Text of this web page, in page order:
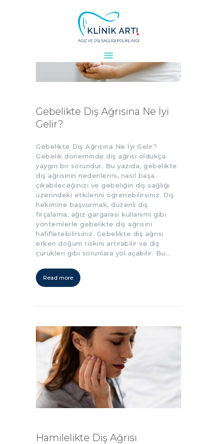
ANASAYFA
KURUMSAL
TEDAVILER
VAKALAR
AYDINLATMA
METNI
BLOG
KLINIĞIMIZ
İLETIŞIM
Gebelikte Diş Ağrısına Ne İyi
Gelir?
Gebelikte Diş Ağrısına Ne İyi Gelir?
Gebelik döneminde diş ağrısı oldukça
yaygın bir sorundur. Bu yazıda, gebelikte
diş ağrısının nedenlerini, nasıl başa
çıkabileceğinizi ve gebeliğin diş sağlığı
üzerindeki etkilerini öğrenebilirsiniz. Diş
hekimine başvurmak, düzenli diş
fırçalama, ağız gargarası kullanımı gibi
yöntemlerle gebelikte diş ağrısını
hafifletebilirsiniz. Gebelikte diş ağrısı
erken doğum riskini artırabilir ve diş
çürükleri gibi sorunlara yol açabilir. Bu…
Read more
Hamilelikte Diş Ağrısı